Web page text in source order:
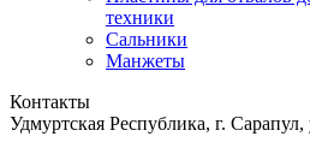
техники
Сальники
Манжеты
Контакты
Удмуртская Республика, г.